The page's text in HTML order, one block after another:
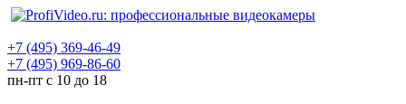
+7 (495) 369-46-49
+7 (495) 969-86-60
пн-пт с 10 до 18